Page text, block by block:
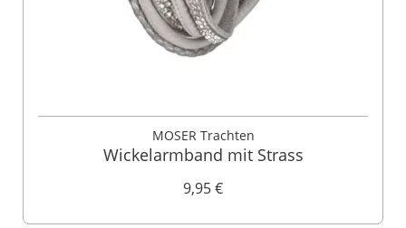
MOSER Trachten
Wickelarmband mit Strass
9,95 €